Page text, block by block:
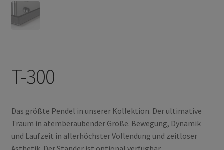
T-300
Das größte Pendel in unserer Kollektion. Der ultimative
Traum in atemberaubender Größe. Bewegung, Dynamik
und Laufzeit in allerhöchster Vollendung und zeitloser